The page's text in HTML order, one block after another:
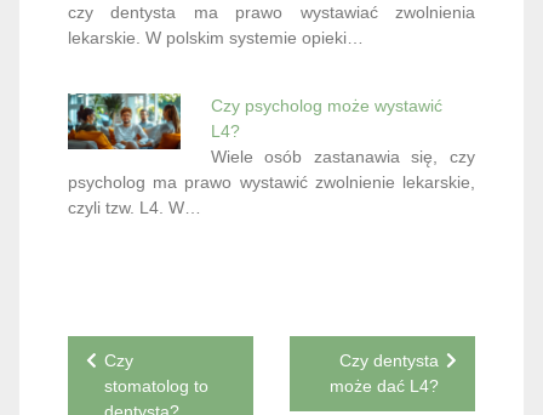
czy dentysta ma prawo wystawiać zwolnienia
lekarskie. W polskim systemie opieki…
Czy psycholog może wystawić
L4?
Wiele osób zastanawia się, czy
psycholog ma prawo wystawić zwolnienie lekarskie,
czyli tzw. L4. W…
Nawigacja
Czy
stomatolog to
dentysta?
Czy dentysta
może dać L4?